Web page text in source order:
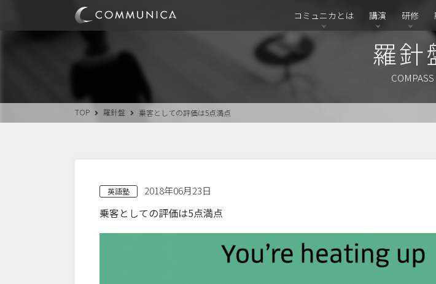
コミュニカとは 講演 研修
羅針
COMPASS
TOP 羅針盤 乗客としての評価は5点満点
英語塾 2018年06月23日
乗客としての評価は5点満点